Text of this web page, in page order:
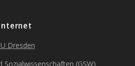
Dresden
Sozialwissenschaften (GSW)